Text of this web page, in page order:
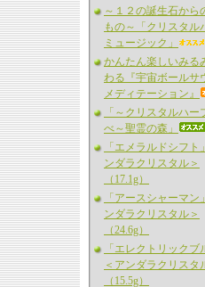
～１２の誕生石から
もの～「クリスタル
ミュージック」
かんたん楽しいみる
わる『宇宙ボールサ
メディテーション』
「～クリスタルハー
べ～聖霊の森」
「エメラルドシフト
ンダラクリスタル＞
（17.1g）
「アースシャーマン
ンダラクリスタル＞
（24.6g）
「エレクトリックブ
＜アンダラクリスタ
（15.5g）